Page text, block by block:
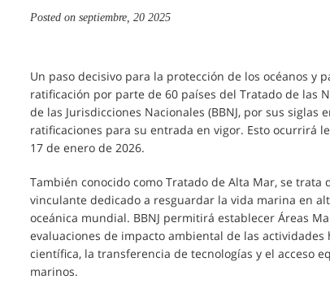
Posted on septiembre, 20 2025
Un paso decisivo para la protección de los océanos y
ratificación por parte de 60 países del Tratado de las
de las Jurisdicciones Nacionales (BBNJ, por sus
ratificaciones para su entrada en vigor. Esto ocurrirá
17 de enero de 2026.
También conocido como Tratado de Alta Mar, se
vinculante dedicado a resguardar la vida marina en
oceánica mundial. BBNJ permitirá establecer Áreas
evaluaciones de impacto ambiental de las
científica, la transferencia de tecnologías y el acceso
marinos.